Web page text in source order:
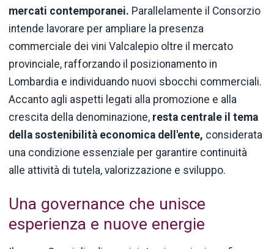
mercati contemporanei. Parallelamente il Consorzio
intende lavorare per ampliare la presenza
commerciale dei vini Valcalepio oltre il mercato
provinciale, rafforzando il posizionamento in
Lombardia e individuando nuovi sbocchi commerciali.
Accanto agli aspetti legati alla promozione e alla
crescita della denominazione, resta centrale il tema
della sostenibilità economica dell'ente, considerata
una condizione essenziale per garantire continuità
alle attività di tutela, valorizzazione e sviluppo.
Una governance che unisce
esperienza e nuove energie